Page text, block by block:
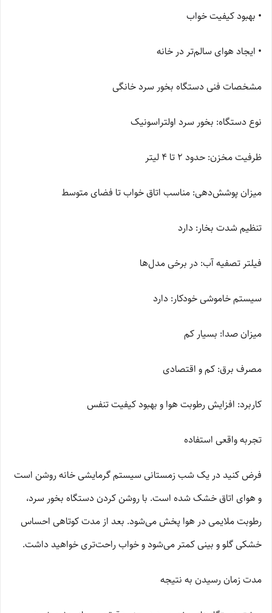
• بهبود کیفیت خواب
• ایجاد هوای سالم‌تر در خانه
مشخصات فنی دستگاه بخور سرد خانگی
نوع دستگاه: بخور سرد اولتراسونیک
ظرفیت مخزن: حدود 2 تا 4 لیتر
میزان پوشش‌دهی: مناسب اتاق خواب تا فضای متوسط
تنظیم شدت بخار: دارد
فیلتر تصفیه آب: در برخی مدل‌ها
سیستم خاموشی خودکار: دارد
میزان صدا: بسیار کم
مصرف برق: کم و اقتصادی
کاربرد: افزایش رطوبت هوا و بهبود کیفیت تنفس
تجربه واقعی استفاده
فرض کنید در یک شب زمستانی سیستم گرمایشی خانه روشن است
و هوای اتاق خشک شده است. با روشن کردن دستگاه بخور سرد،
رطوبت ملایمی در هوا پخش می‌شود. بعد از مدت کوتاهی احساس
خشکی گلو و بینی کمتر می‌شود و خواب راحت‌تری خواهید داشت.
مدت زمان رسیدن به نتیجه